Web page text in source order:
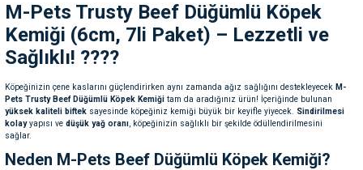
Kemikleri
Seyahat Ürünleri
M-Pets Trusty Beef Düğümlü Köpek
Kemiği (6cm, 7li Paket) – Lezzetli ve
Sağlıklı! ????
Köpeğinizin çene kaslarını güçlendirirken aynı zamanda ağız sağlığını destekleyecek M-
Pets Trusty Beef Düğümlü Köpek Kemiği tam da aradığınız ürün! İçeriğinde bulunan
yüksek kaliteli biftek sayesinde köpeğiniz kemiği büyük bir keyifle yiyecek. Sindirilmesi
kolayyapısı ve düşük yağ oranı , köpeğinizin sağlıklı bir şekilde ödüllendirilmesini
sağlar.
Neden M-Pets Beef Düğümlü Köpek Kemiği?